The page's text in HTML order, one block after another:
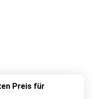
Preis für